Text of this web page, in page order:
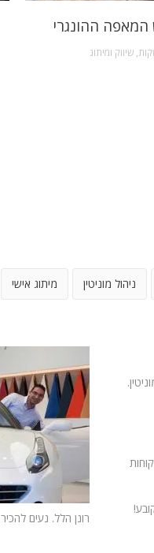
המאפה ההונגרי
,שיווק ומיתוג
ניהול מוניטין מיתוג אישי
רונן הלל. נעים להכיר